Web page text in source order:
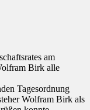
am
Birk alle
Tagesordnung
Wolfram Birk als